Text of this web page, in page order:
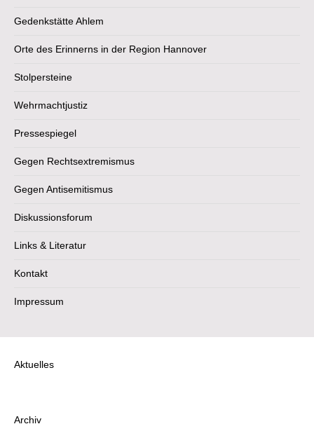
Gedenkstätte Ahlem
Orte des Erinnerns in der Region Hannover
Stolpersteine
Wehrmachtjustiz
Pressespiegel
Gegen Rechtsextremismus
Gegen Antisemitismus
Diskussionsforum
Links & Literatur
Kontakt
Impressum
Aktuelles
Archiv